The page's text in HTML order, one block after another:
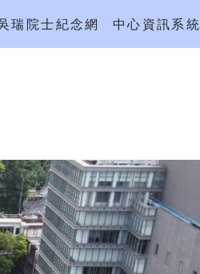
瑞院士紀念網 中心資訊系統